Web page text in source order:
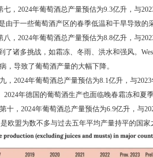
七，2024年葡萄酒总产量预估为9.3亿升，与
由于一些葡萄酒产区的春季低温和干旱导致的
八，2024年葡萄酒总产量预估为8.8亿升，与
了诸多挑战，如霜冻、冬雨、洪水和强风。
，导致了葡萄酒产量的大幅下降。
，2024年葡萄酒总产量预估为8.1亿升，与
2024年德国的葡萄酒生产也面临晚春霜冻和夏
十，2024年葡萄酒总产量预估为6.9亿升，与
欧盟为数不多与过去五年平均产量持平的国家